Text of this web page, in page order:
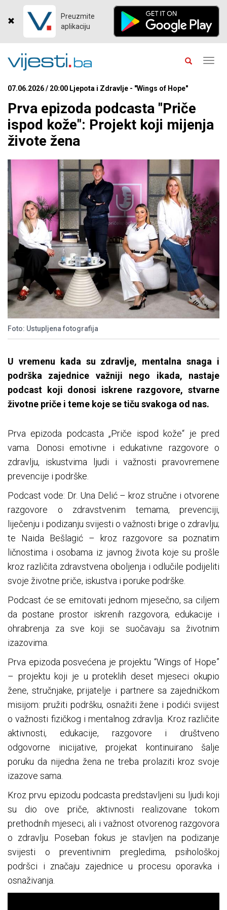
Preuzmite
aplikaciju
07.06.2026 / 20:00 Ljepota i Zdravlje - "Wings of Hope"
Prva epizoda podcasta "Priče
ispod kože": Projekt koji mijenja
živote žena
Foto: Ustupljena fotografija
U vremenu kada su zdravlje, mentalna snaga i
podrška zajednice važniji nego ikada, nastaje
podcast koji donosi iskrene razgovore, stvarne
životne priče i teme koje se tiču svakoga od nas.
Prva epizoda podcasta „Priče ispod kože“ je pred
vama. Donosi emotivne i edukativne razgovore o
zdravlju, iskustvima ljudi i važnosti pravovremene
prevencije i podrške.
Podcast vode: Dr. Una Delić – kroz stručne i otvorene
razgovore o zdravstvenim temama, prevenciji,
liječenju i podizanju svijesti o važnosti brige o zdravlju;
te Naida Bešlagić – kroz razgovore sa poznatim
ličnostima i osobama iz javnog života koje su prošle
kroz različita zdravstvena oboljenja i odlučile podijeliti
svoje životne priče, iskustva i poruke podrške.
Podcast će se emitovati jednom mjesečno, sa ciljem
da postane prostor iskrenih razgovora, edukacije i
ohrabrenja za sve koji se suočavaju sa životnim
izazovima.
Prva epizoda posvećena je projektu “Wings of Hope”
– projektu koji je u proteklih deset mjeseci okupio
žene, stručnjake, prijatelje i partnere sa zajedničkom
misijom: pružiti podršku, osnažiti žene i podići svijest
o važnosti fizičkog i mentalnog zdravlja. Kroz različite
aktivnosti, edukacije, razgovore i društveno
odgovorne inicijative, projekat kontinuirano šalje
poruku da nijedna žena ne treba prolaziti kroz svoje
izazove sama.
Kroz prvu epizodu podcasta predstavljeni su ljudi koji
su dio ove priče, aktivnosti realizovane tokom
prethodnih mjeseci, ali i važnost otvorenog razgovora
o zdravlju. Poseban fokus je stavljen na podizanje
svijesti o preventivnim pregledima, psihološkoj
podršci i značaju zajednice u procesu oporavka i
osnaživanja.